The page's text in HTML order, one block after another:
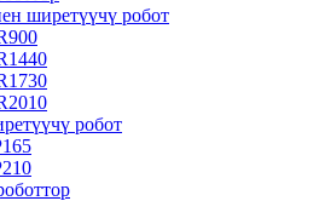
ширетүүчү робот
робот